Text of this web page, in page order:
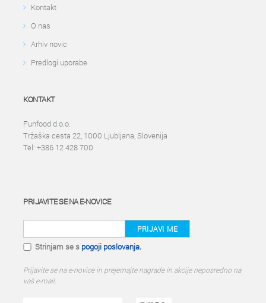
Kontakt
O nas
Arhiv novic
Predlogi uporabe
KONTAKT
Funfood d.o.o.
Tržaška cesta 22, 1000 Ljubljana, Slovenija
Tel: +386 12 428 700
PRIJAVITE SE NA E-NOVICE
PRIJAVI ME
Strinjam se s pogoji poslovanja.
Prijavite se na e-novice in prejemajte nagrade in akcije neposredno na
vaš e-mail.